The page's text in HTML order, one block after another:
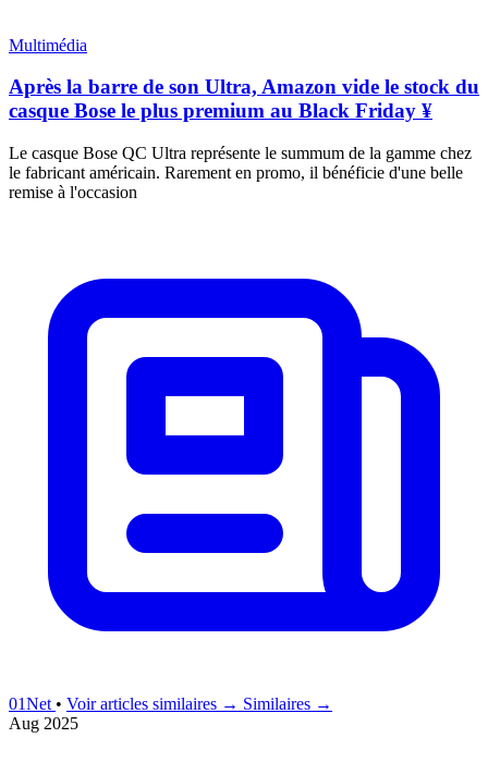
Multimédia
Après la barre de son Ultra, Amazon vide le stock du
casque Bose le plus premium au Black Friday ¥
Le casque Bose QC Ultra représente le summum de la gamme chez
le fabricant américain. Rarement en promo, il bénéficie d'une belle
remise à l'occasion
01Net • Voir articles similaires → Similaires →
Aug 2025